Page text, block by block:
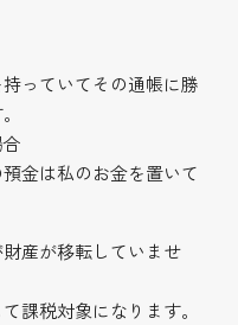
っていてその通帳に勝
金は私のお金を置いて
産が移転していませ
課税対象になります。